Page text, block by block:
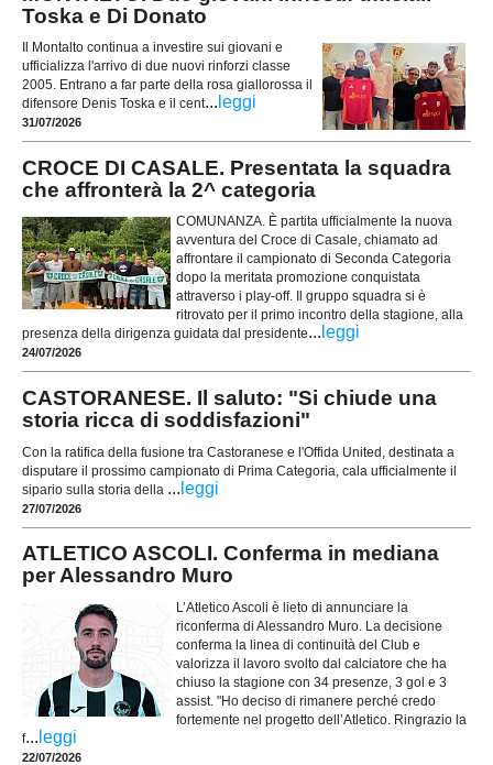
Toska e Di Donato
Il Montalto continua a investire sui giovani e
ufficializza l'arrivo di due nuovi rinforzi classe
2005. Entrano a far parte della rosa giallorossa il
difensore Denis Toska e il cent... leggi
31/07/2026
CROCE DI CASALE. Presentata la squadra
che affronterà la 2^ categoria
COMUNANZA. È partita ufficialmente la nuova
avventura del Croce di Casale, chiamato ad
affrontare il campionato di Seconda Categoria
dopo la meritata promozione conquistata
attraverso i play-off. Il gruppo squadra si è
ritrovato per il primo incontro della stagione, alla
presenza della dirigenza guidata dal presidente... leggi
24/07/2026
CASTORANESE. Il saluto: "Si chiude una
storia ricca di soddisfazioni"
Con la ratifica della fusione tra Castoranese e l'Offida United, destinata a
disputare il prossimo campionato di Prima Categoria, cala ufficialmente il
sipario sulla storia della ... leggi
27/07/2026
ATLETICO ASCOLI. Conferma in mediana
per Alessandro Muro
L’Atletico Ascoli è lieto di annunciare la
riconferma di Alessandro Muro. La decisione
conferma la linea di continuità del Club e
valorizza il lavoro svolto dal calciatore che ha
chiuso la stagione con 34 presenze, 3 gol e 3
assist. "Ho deciso di rimanere perché credo
fortemente nel progetto dell’Atletico. Ringrazio la
f... leggi
22/07/2026